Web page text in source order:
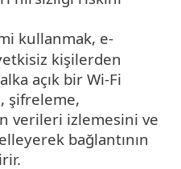
kullanmak, e-
kişilerden
açık bir Wi-Fi
şifreleme,
verileri izlemesini ve
bağlantının